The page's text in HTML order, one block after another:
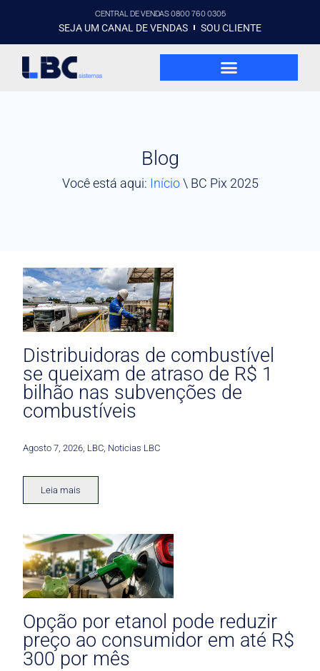
CENTRAL DE VENDAS 0800 760 0305
SEJA UM CANAL DE VENDAS SOU CLIENTE
Blog
Você está aqui: Início\ BC Pix 2025
Distribuidoras de combustível
se queixam de atraso de R$ 1
bilhão nas subvenções de
combustíveis
Agosto 7, 2026 LBC Noticias LBC
Leia mais
Opção por etanol pode reduzir
preço ao consumidor em até R$
300 por mês